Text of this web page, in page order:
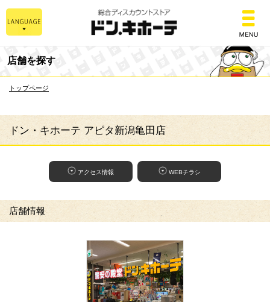
総合ディスカウント
店舗を探す
トップページ
ドン・キホーテ アピタ新潟亀田店
アクセス情報 WEBチラシ
店舗情報